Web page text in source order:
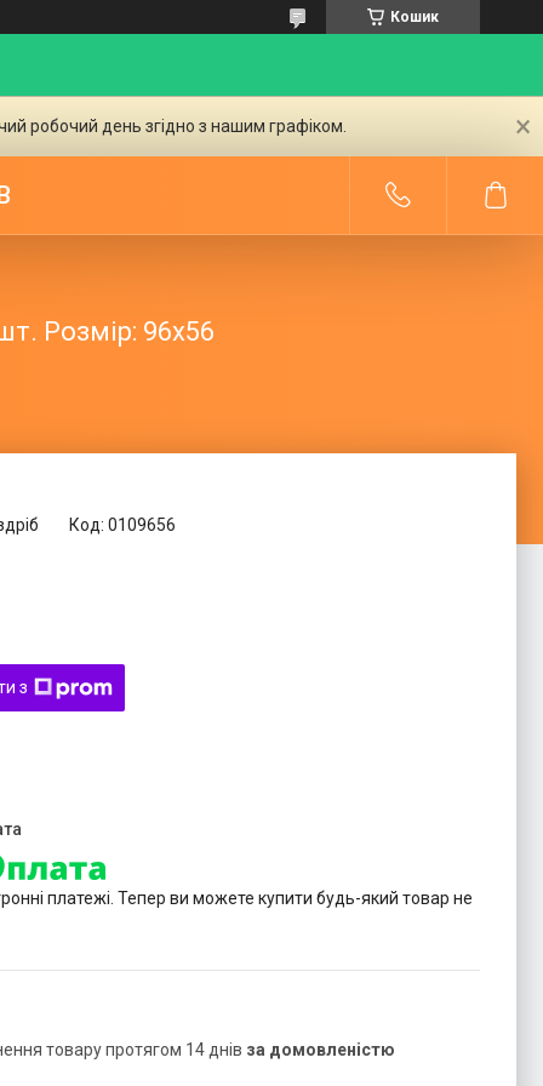
Кошик
робочий день згідно з нашим графіком.
Розмір: 96х56
Код: 0109656
з
платежі. Тепер ви можете купити будь-який товар не
товару протягом 14 днів за домовленістю